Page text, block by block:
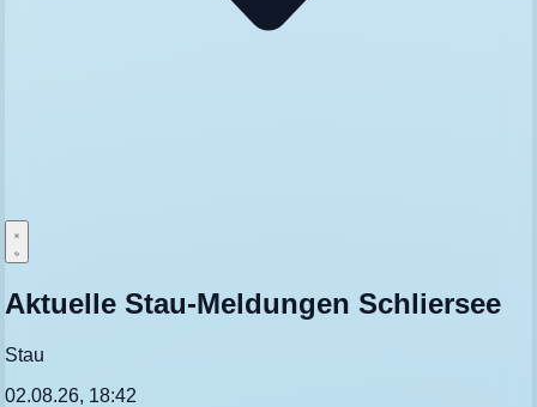
Aktuelle Stau-Meldungen Schliersee
Stau
02.08.26, 18:42